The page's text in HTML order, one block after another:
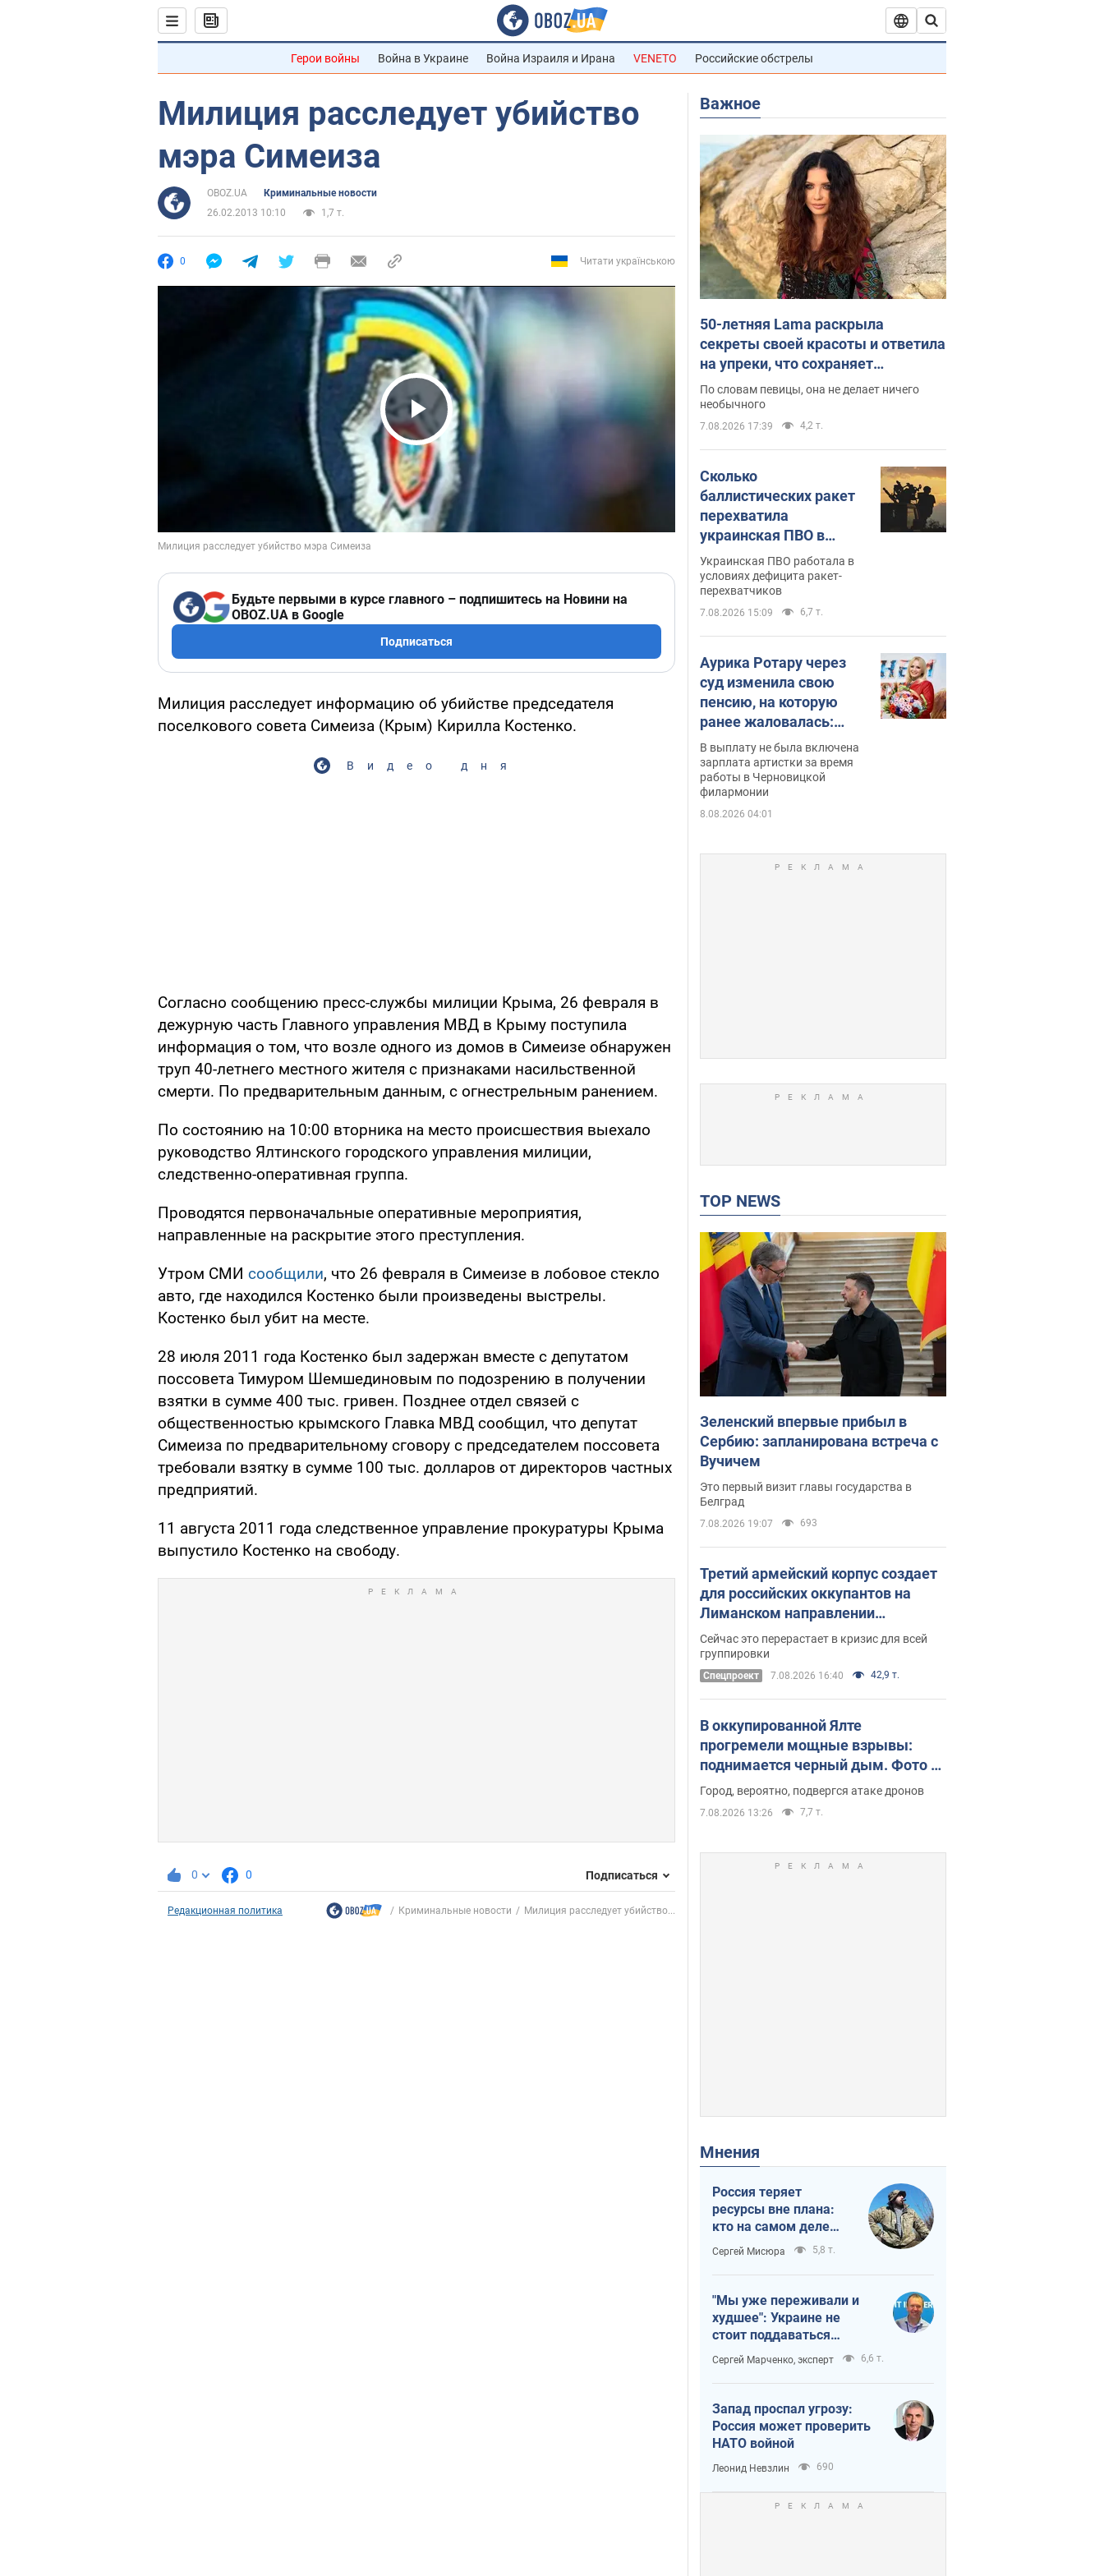
Герои войны Война в Украине Война Израиля и Ирана VENETO Российские обстрелы
Милиция расследует убийство
мэра Симеиза
OBOZ.UA
Криминальные новости
26.02.2013 10:10
1,7 т.
0 Читати українською
Play Video
Будьте первыми в курсе главного – подпишитесь на Новини на
OBOZ.UA в Google
Подписаться
Милиция расследует информацию об убийстве председателя
поселкового совета Симеиза (Крым) Кирилла Костенко.
Видео дня
Согласно сообщению пресс-службы милиции Крыма, 26 февраля в
дежурную часть Главного управления МВД в Крыму поступила
информация о том, что возле одного из домов в Симеизе обнаружен
труп 40-летнего местного жителя с признаками насильственной
смерти. По предварительным данным, с огнестрельным ранением.
По состоянию на 10:00 вторника на место происшествия выехало
руководство Ялтинского городского управления милиции,
следственно-оперативная группа.
Проводятся первоначальные оперативные мероприятия,
направленные на раскрытие этого преступления.
Утром СМИ сообщили, что 26 февраля в Симеизе в лобовое стекло
авто, где находился Костенко были произведены выстрелы.
Костенко был убит на месте.
28 июля 2011 года Костенко был задержан вместе с депутатом
поссовета Тимуром Шемшединовым по подозрению в получении
взятки в сумме 400 тыс. гривен. Позднее отдел связей с
общественностью крымского Главка МВД сообщил, что депутат
Симеиза по предварительному сговору с председателем поссовета
требовали взятку в сумме 100 тыс. долларов от директоров частных
предприятий.
11 августа 2011 года следственное управление прокуратуры Крыма
выпустило Костенко на свободу.
0 0 Подписаться
Редакционная политика Криминальные новости Милиция расследует убийство...
Важное
50-летняя Lama раскрыла
секреты своей красоты и ответила
на упреки, что сохраняет
молодость, ведь у нее нет детей
По словам певицы, она не делает ничего
необычного
7.08.2026 17:39 4,2 т.
Сколько
баллистических ракет
перехватила
украинская ПВО в
июле: в Минобороны
назвали цифру
Украинская ПВО работала в
условиях дефицита ракет-
перехватчиков
7.08.2026 15:09 6,7 т.
Аурика Ротару через
суд изменила свою
пенсию, на которую
ранее жаловалась:
сколько получала
певица
В выплату не была включена
зарплата артистки за время
работы в Черновицкой
филармонии
8.08.2026 04:01
TOP NEWS
Зеленский впервые прибыл в
Сербию: запланирована встреча с
Вучичем
Это первый визит главы государства в
Белград
7.08.2026 19:07 693
Третий армейский корпус создает
для российских оккупантов на
Лиманском направлении
критический дискомфорт: как это
удалось
Сейчас это перерастает в кризис для всей
группировки
Спецпроект 7.08.2026 16:40 42,9 т.
В оккупированной Ялте
прогремели мощные взрывы:
поднимается черный дым. Фото и
видео
Город, вероятно, подвергся атаке дронов
7.08.2026 13:26 7,7 т.
Мнения
Россия теряет
ресурсы вне плана:
кто на самом деле
диктует темп войны
Сергей Мисюра 5,8 т.
"Мы уже переживали и
худшее": Украине не
стоит поддаваться
отчаянию из-за
ракетного террора
Сергей Марченко, эксперт 6,6 т.
Запад проспал угрозу:
Россия может проверить
НАТО войной
Леонид Невзлин 690